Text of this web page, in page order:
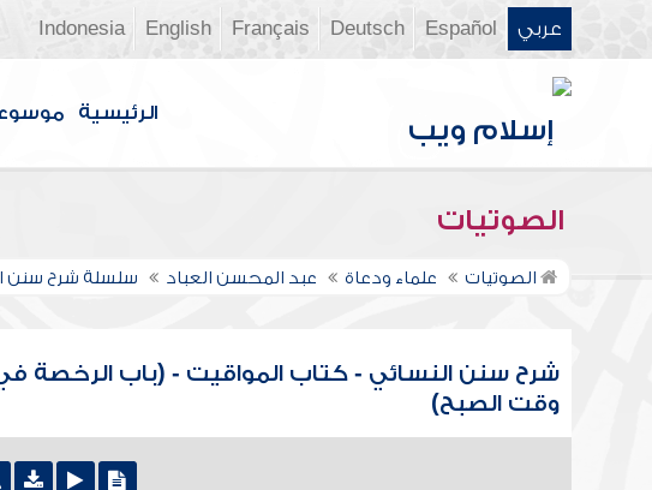
عربي Español
Deutsch
Français
English
Indonesia
الرئيسية
الصوتيات
الصوتيات علماء ودعاة عبد المحسن العباد سلسلة شرح سنن
شرح سنن النسائي - كتاب المواقيت - (باب الرخصة
وقت الصبح)